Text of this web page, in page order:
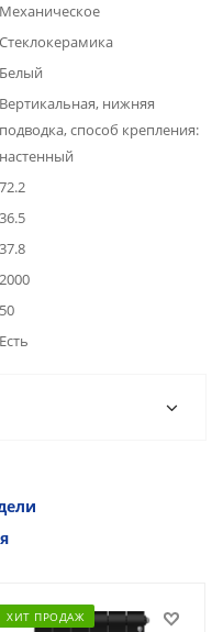
Механическое
Стеклокерамика
Белый
Вертикальная, нижняя
подводка, способ крепления:
настенный
72.2
36.5
37.8
2000
50
Есть
ХИТ ПРОДАЖ